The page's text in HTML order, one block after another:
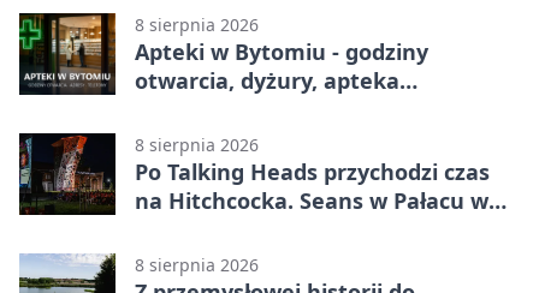
8 sierpnia 2026
Apteki w Bytomiu - godziny
otwarcia, dyżury, apteka
8 sierpnia 2026
Po Talking Heads przychodzi czas
na Hitchcocka. Seans w Pałacu w
8 sierpnia 2026